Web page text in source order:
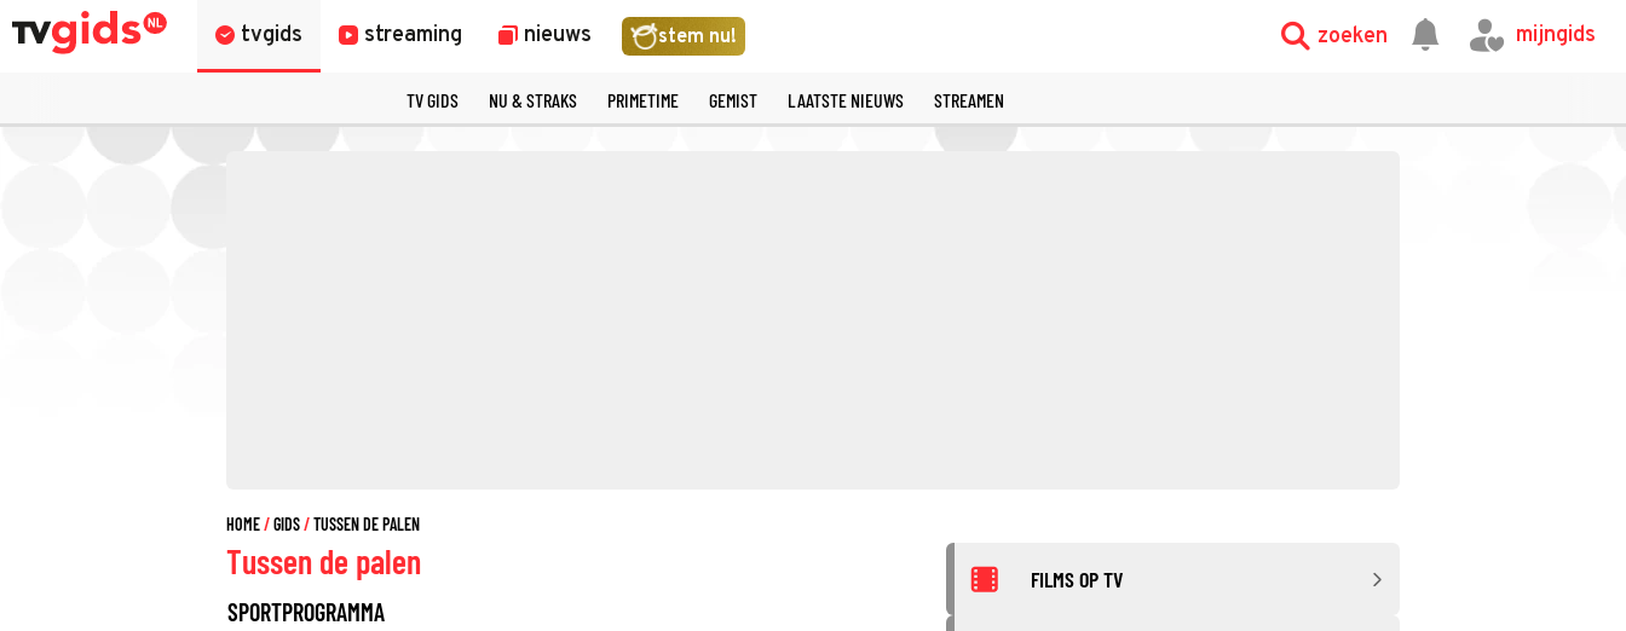
tvgids streaming nieuws stem nu! zoeken mijngids
TV GIDS NU & STRAKS PRIMETIME GEMIST LAATSTE NIEUWS STREAMEN
HOME GIDS TUSSEN DE PALEN
Tussen de palen
SPORTPROGRAMMA
FILMS OP TV